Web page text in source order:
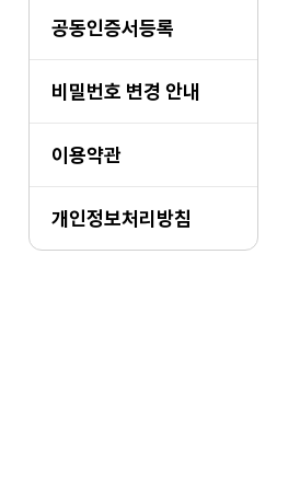
공동인증서등록
비밀번호 변경 안내
이용약관
개인정보처리방침